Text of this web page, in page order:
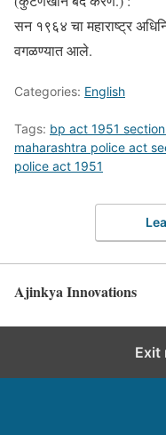
सन १९६४ चा महाराष्ट्र
वगळण्यात आले.
Categories: English
Tags: bp act 1951
maharashtra police act
police act 1951
Ajinkya Innovations
Exit